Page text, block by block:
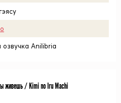
озвучка Anilibria
живешь / Kimi no Iru Machi